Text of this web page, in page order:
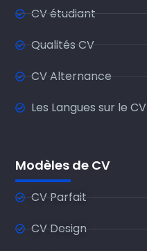
CV étudiant
Qualités CV
CV Alternance
Les Langues sur le CV
Modèles de CV
CV Parfait
CV Design